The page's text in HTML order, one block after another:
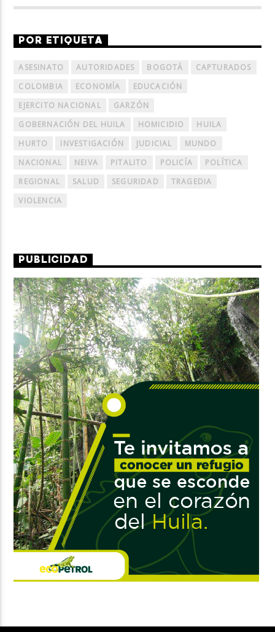
POR ETIQUETA
ASESINATO AUTORIDADES BOGOTÁ
CAPTURADOS
COLOMBIA
ECONOMÍA
EDUCACIÓN
EJERCITO NACIONAL
GARZÓN
GOBERNACIÓN DEL HUILA
HOMICIDIO
HUILA
HURTO
INVESTIGACIÓN JUDICIAL
MUNDO
NACIONAL
NEIVA PITALITO POLICÍA
POLÍTICA
REGIONAL
SALUD SEGURIDAD
TRAGEDIA
VIOLENCIA
PUBLICIDAD